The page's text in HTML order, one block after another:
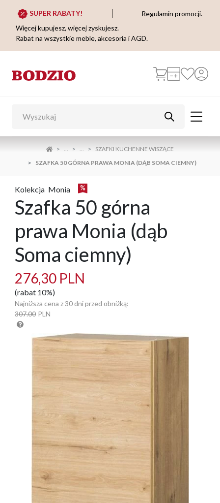
SUPER RABATY!
Regulamin promocji.
Więcej kupujesz, więcej zyskujesz.
Rabat na wszystkie meble, akcesoria i AGD.
... ...
SZAFKI KUCHENNE WISZĄCE
SZAFKA 50 GÓRNA PRAWA MONIA (DĄB SOMA CIEMNY)
Kolekcja Monia
Szafka 50 górna
prawa Monia (dąb
Soma ciemny)
276,30 PLN
(rabat 10%)
Najniższa cena z 30 dni przed obniżką:
307.00 PLN